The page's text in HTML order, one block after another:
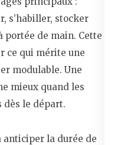
s’habiller, stocker
portée de main. Cette
ce qui mérite une
modulable. Une
mieux quand les
dès le départ.
anticiper la durée de